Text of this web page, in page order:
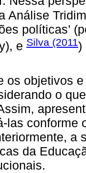
Análise
políticas’
e Silva (2011)
os objetivos
o
las conforme
a
da